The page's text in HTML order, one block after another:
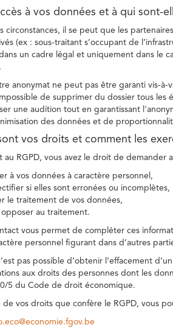
à vos données et à qui sont-
circonstances, il se peut que les
(ex : sous-traitant s’occupant de
un cadre légal et uniquement dans le
anonymat ne peut pas être garanti vis-
de supprimer du dossier tous les
une audition tout en garantissant
des données et de
vos droits et comment les
au RGPD, vous avez le droit de demander
à vos données à caractère personnel,
si elles sont erronées ou incomplètes,
le traitement de vos données,
au traitement.
vous permet de compléter ces
personnel figurant dans d’autres
pas possible d’obtenir l’effacement
aux droits des personnes dont les
5 du Code de droit économique.
de vos droits que confère le RGPD, vous